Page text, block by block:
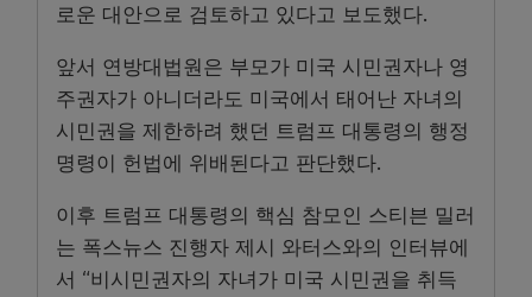
로운 대안으로 검토하고 있다고 보도했다.
앞서 연방대법원은 부모가 미국 시민권자나 영
주권자가 아니더라도 미국에서 태어난 자녀의
시민권을 제한하려 했던 트럼프 대통령의 행정
명령이 헌법에 위배된다고 판단했다.
이후 트럼프 대통령의 핵심 참모인 스티븐 밀러
는 폭스뉴스 진행자 제시 와터스와의 인터뷰에
서 “비시민권자의 자녀가 미국 시민권을 취득